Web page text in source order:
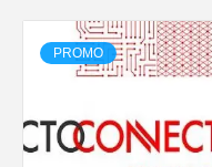
PROMO